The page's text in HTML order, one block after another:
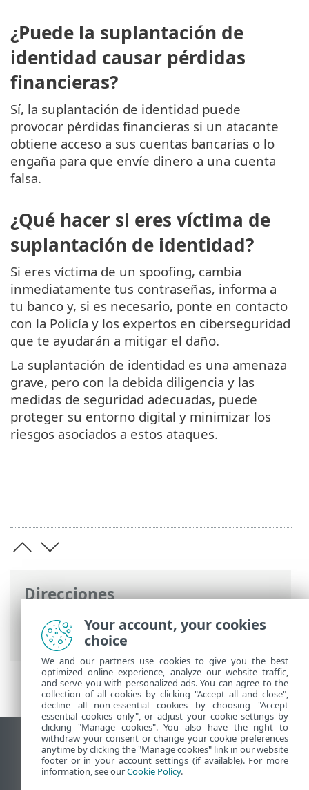
Direcciones
Ayuda en línea de ESET> ESET Glossary>
Amenazas y ataques > Spoofing
¿Puede la suplantación de
identidad causar pérdidas
financieras?
Sí, la suplantación de identidad puede
provocar pérdidas financieras si un atacante
obtiene acceso a sus cuentas bancarias o lo
engaña para que envíe dinero a una cuenta
falsa.
¿Qué hacer si eres víctima de
suplantación de identidad?
Si eres víctima de un spoofing, cambia
inmediatamente tus contraseñas, informa a
tu banco y, si es necesario, ponte en contacto
con la Policía y los expertos en ciberseguridad
que te ayudarán a mitigar el daño.
La suplantación de identidad es una amenaza
grave, pero con la debida diligencia y las
medidas de seguridad adecuadas, puede
proteger su entorno digital y minimizar los
riesgos asociados a estos ataques.
Ver sitio para ordenador
End of Life
Base de conocimiento de ESET
Your account, your cookies
choice
We and our partners use cookies to give you the best
optimized online experience, analyze our website traffic,
and serve you with personalized ads. You can agree to the
collection of all cookies by clicking "Accept all and close",
decline all non-essential cookies by choosing "Accept
essential cookies only", or adjust your cookie settings by
clicking "Manage cookies". You also have the right to
withdraw your consent or change your cookie preferences
anytime by clicking the "Manage cookies" link in our website
footer or in your account settings (if available). For more
information, see ourCookie Policy.